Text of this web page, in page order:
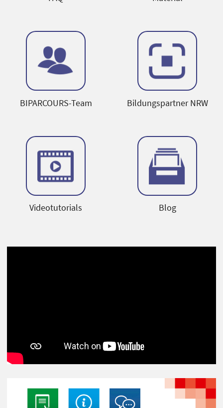
BIPARCOURS-Team Bildungspartner NRW
Videotutorials Blog